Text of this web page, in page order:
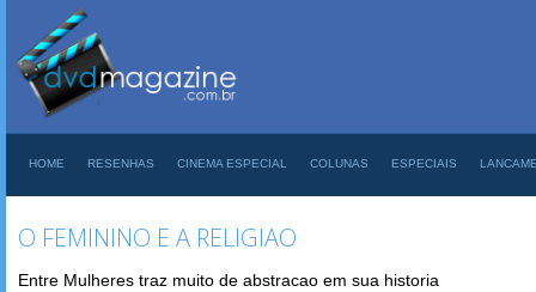
HOME RESENHAS CINEMA ESPECIAL COLUNAS ESPECIAIS
O FEMININO E A RELIGIAO
Entre Mulheres traz muito de abstracao em sua historia